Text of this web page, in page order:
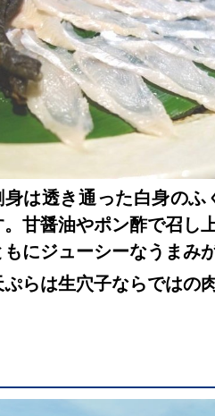
身は透き通った白身のふ
。甘醤油やポン酢で召し
もにジューシーなうまみ
ぷらは生穴子ならではの